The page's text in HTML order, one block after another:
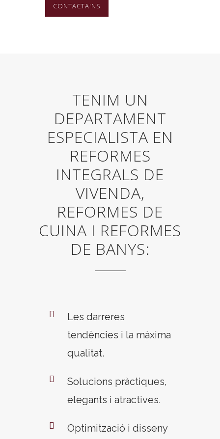
CONTACTA'NS
TENIM UN
DEPARTAMENT
ESPECIALISTA EN
REFORMES
INTEGRALS DE
VIVENDA,
REFORMES DE
CUINA I REFORMES
DE BANYS:
Les darreres
tendències i la màxima
qualitat.
Solucions pràctiques,
elegants i atractives.
Optimització i disseny